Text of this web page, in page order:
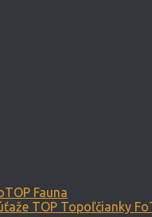
Fauna
TOP Topoľčianky